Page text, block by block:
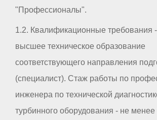
"Профессионалы".
1.2. Квалификационные требования
высшее техническое образование
соответствующего направления
(специалист). Стаж работы по
инженера по технической
турбинного оборудования - не менее